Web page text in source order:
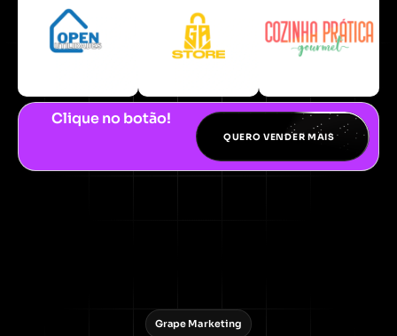
QUERO VENDER MAIS
Clique no botão!
Grape Marketing